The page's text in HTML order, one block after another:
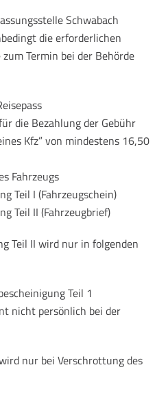
Schwabach
die erforderlichen
Termin bei der Behörde
die Bezahlung der Gebühr
Kfz” von mindestens 16,50
Fahrzeugs
Teil I (Fahrzeugschein)
Teil II (Fahrzeugbrief)
Teil II wird nur in folgenden
Teil 1
nicht persönlich bei der
nur bei Verschrottung des